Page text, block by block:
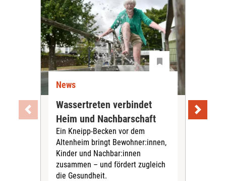
News
Wassertreten verbindet
Heim und Nachbarschaft
Ein Kneipp-Becken vor dem
Altenheim bringt Bewohner:innen,
Kinder und Nachbar:innen
zusammen – und fördert zugleich
die Gesundheit.